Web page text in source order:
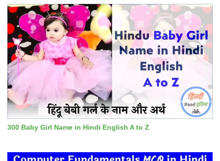
300 Baby Girl Name in Hindi English A to Z